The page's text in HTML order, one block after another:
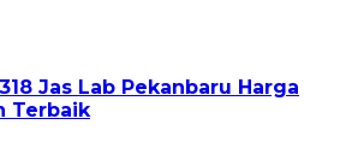
Jas Lab Pekanbaru Harga
Terbaik